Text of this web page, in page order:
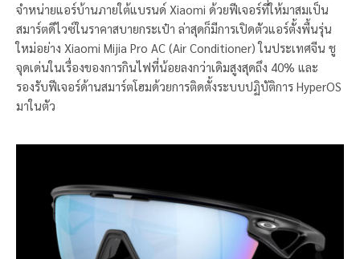
จำหน่ายแอร์บ้านภายใต้แบรนด์ Xiaomi ด้วยฟีเจอร์ที่ให้มาสมเป็น
สมาร์ตดีไวซ์ในราคาสบายกระเป๋า ล่าสุดก็มีการเปิดตัวแอร์ตั้งพื้นรุ่น
ใหม่อย่าง Xiaomi Mijia Pro AC (Air Conditioner) ในประเทศจีน ชู
จุดเด่นในเรื่องของการกินไฟที่น้อยลงกว่าเดิมสูงสุดถึง 40% และ
รองรับฟีเจอร์ด้านสมาร์ตโฮมด้วยการติดตั้งระบบปฏิบัติการ HyperOS
มาในตัว